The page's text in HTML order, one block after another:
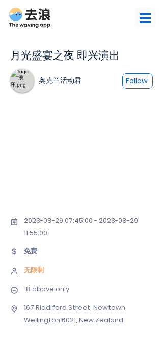
月光盛宴之夜 即兴演出
奥克兰活动君 Follow
2023-08-29 07:45:00 - 2023-08-29
11:55:00
免费
无限制
18 above only
167 Riddiford Street, Newtown,
Wellington 6021, New Zealand